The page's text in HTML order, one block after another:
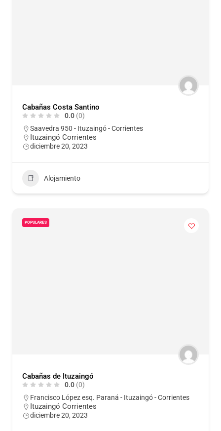
Cabañas Costa Santino
0.0 (0)
Saavedra 950 - Ituzaingó - Corrientes
Ituzaingó Corrientes
diciembre 20, 2023
Alojamiento
POPULARES
Cabañas de Ituzaingó
0.0 (0)
Francisco López esq. Paraná - Ituzaingó - Corrientes
Ituzaingó Corrientes
diciembre 20, 2023